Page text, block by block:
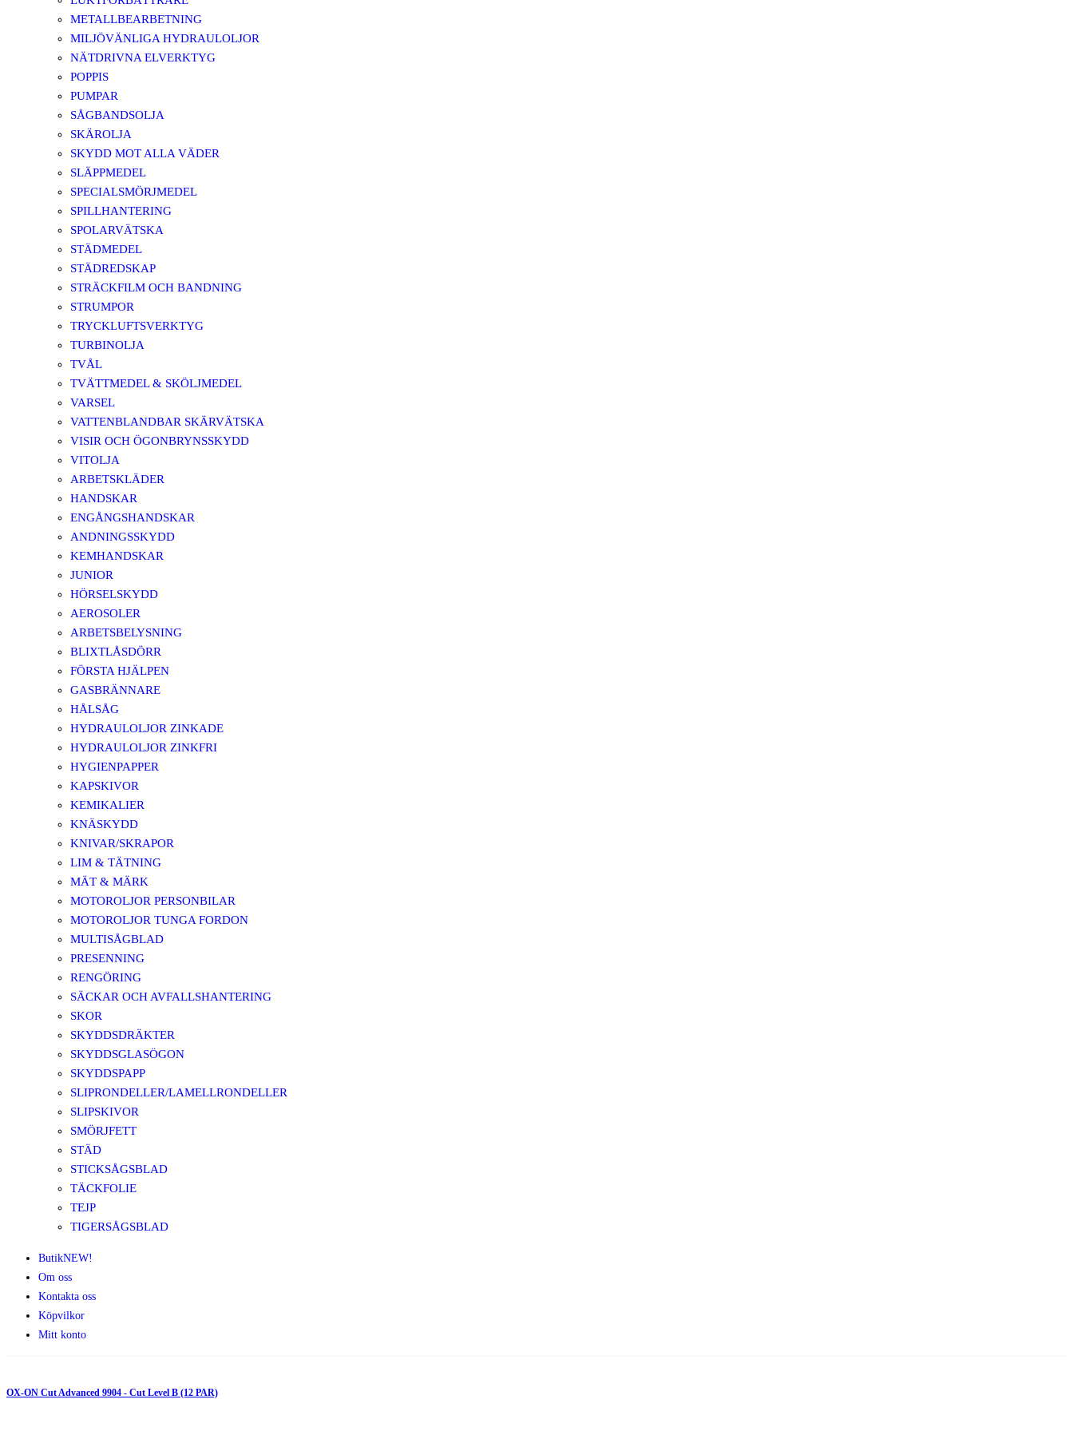
METALLBEARBETNING
MILJÖVÄNLIGA HYDRAULOLJOR
NÄTDRIVNA ELVERKTYG
POPPIS
PUMPAR
SÅGBANDSOLJA
SKÄROLJA
SKYDD MOT ALLA VÄDER
SLÄPPMEDEL
SPECIALSMÖRJMEDEL
SPILLHANTERING
SPOLARVÄTSKA
STÄDMEDEL
STÄDREDSKAP
STRÄCKFILM OCH BANDNING
STRUMPOR
TRYCKLUFTSVERKTYG
TURBINOLJA
TVÅL
TVÄTTMEDEL & SKÖLJMEDEL
VARSEL
VATTENBLANDBAR SKÄRVÄTSKA
VISIR OCH ÖGONBRYNSSKYDD
VITOLJA
ARBETSKLÄDER
HANDSKAR
ENGÅNGSHANDSKAR
ANDNINGSSKYDD
KEMHANDSKAR
JUNIOR
HÖRSELSKYDD
AEROSOLER
ARBETSBELYSNING
BLIXTLÅSDÖRR
FÖRSTA HJÄLPEN
GASBRÄNNARE
HÅLSÅG
HYDRAULOLJOR ZINKADE
HYDRAULOLJOR ZINKFRI
HYGIENPAPPER
KAPSKIVOR
KEMIKALIER
KNÄSKYDD
KNIVAR/SKRAPOR
LIM & TÄTNING
MÄT & MÄRK
MOTOROLJOR PERSONBILAR
MOTOROLJOR TUNGA FORDON
MULTISÅGBLAD
PRESENNING
RENGÖRING
SÄCKAR OCH AVFALLSHANTERING
SKOR
SKYDDSDRÄKTER
SKYDDSGLASÖGON
SKYDDSPAPP
SLIPRONDELLER/LAMELLRONDELLER
SLIPSKIVOR
SMÖRJFETT
STÄD
STICKSÅGSBLAD
TÄCKFOLIE
TEJP
TIGERSÅGSBLAD
ButikNEW!
Om oss
Kontakta oss
Köpvilkor
Mitt konto
OX-ON Cut Advanced 9904 - Cut Level B (12 PAR)